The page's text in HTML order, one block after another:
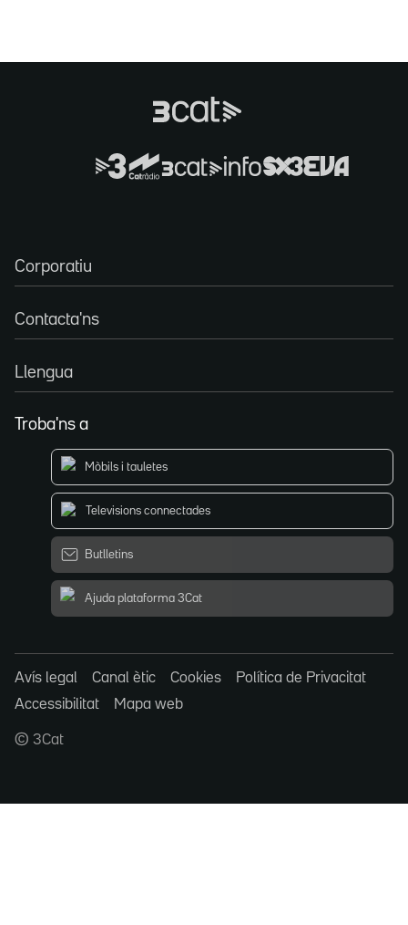
Corporatiu
Contacta'ns
Llengua
Troba'ns a
Mòbils i tauletes
Televisions connectades
Butlletins
Ajuda plataforma 3Cat
Avís legal Canal ètic Cookies
Política de Privacitat
Accessibilitat
Mapa web
© 3Cat